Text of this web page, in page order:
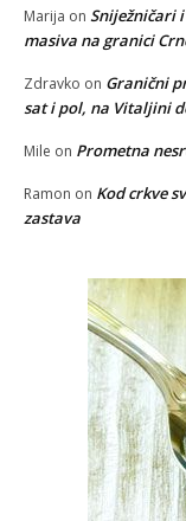
Marija on Sniježničari
masiva na granici
Zdravko on Granični
sat i pol, na Vitaljini
Mile on Prometna
Ramon on Kod crkve
zastava